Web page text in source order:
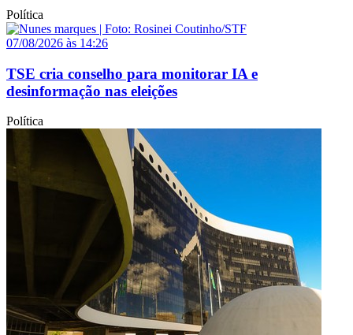
Política
07/08/2026 às 14:26
TSE cria conselho para monitorar IA e
desinformação nas eleições
Política